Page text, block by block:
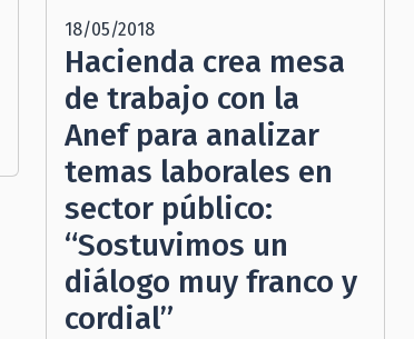
18/05/2018
Hacienda crea mesa
de trabajo con la
Anef para analizar
temas laborales en
sector público:
“Sostuvimos un
diálogo muy franco y
cordial”